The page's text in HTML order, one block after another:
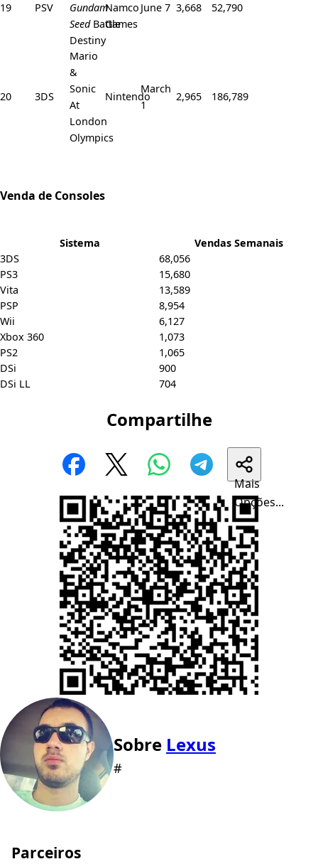
19 PSV
Gundam
Seed Battle
Destiny
Namco
Games
June 7 3,668 52,790
20 3DS
Mario
&
Sonic
At
London
Olympics
Nintendo
March
1
2,965 186,789
Venda de Consoles
Sistema
Vendas Semanais
3DS
68,056
PS3
15,680
Vita
13,589
PSP
8,954
Wii
6,127
Xbox 360
1,073
PS2
1,065
DSi
900
DSi LL
704
Compartilhe
Mais
Opções...
Sobre Lexus
#
Parceiros